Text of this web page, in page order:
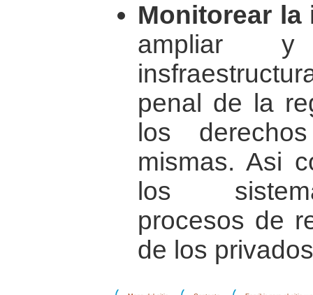
Monitorear
ampliar
penal de la
los
mismas. Asi
los
procesos de
de los